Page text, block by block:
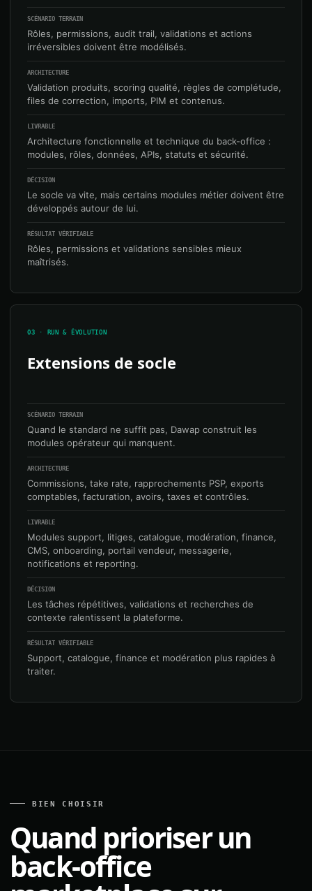
SCÉNARIO TERRAIN
Rôles, permissions, audit trail, validations et actions
irréversibles doivent être modélisés.
ARCHITECTURE
Validation produits, scoring qualité, règles de complétude,
files de correction, imports, PIM et contenus.
LIVRABLE
Architecture fonctionnelle et technique du back-office :
modules, rôles, données, APIs, statuts et sécurité.
DÉCISION
Le socle va vite, mais certains modules métier doivent être
développés autour de lui.
RÉSULTAT VÉRIFIABLE
Rôles, permissions et validations sensibles mieux
maîtrisés.
03 · RUN & ÉVOLUTION
Extensions de socle
SCÉNARIO TERRAIN
Quand le standard ne suffit pas, Dawap construit les
modules opérateur qui manquent.
ARCHITECTURE
Commissions, take rate, rapprochements PSP, exports
comptables, facturation, avoirs, taxes et contrôles.
LIVRABLE
Modules support, litiges, catalogue, modération, finance,
CMS, onboarding, portail vendeur, messagerie,
notifications et reporting.
DÉCISION
Les tâches répétitives, validations et recherches de
contexte ralentissent la plateforme.
RÉSULTAT VÉRIFIABLE
Support, catalogue, finance et modération plus rapides à
traiter.
BIEN CHOISIR
Quand prioriser un
back-office